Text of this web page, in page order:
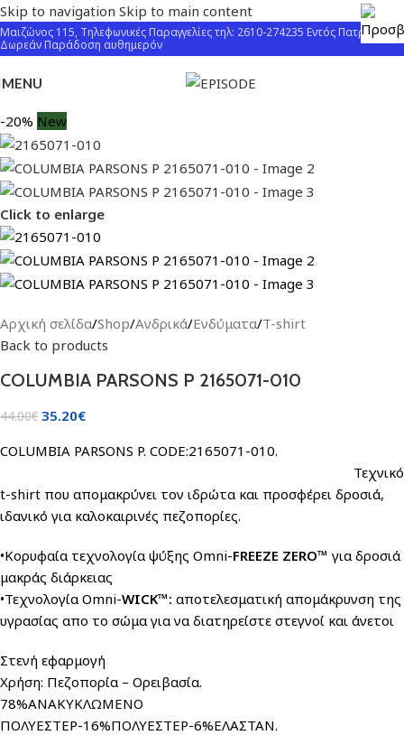
Skip to navigation Skip to main content
Μαιζώνος 115, Τηλεφωνικές Παραγγελίες τηλ: 2610-274235 Εντός Πατρών
Δωρεάν Παράδοση αυθημερόν
MENU
-20% New
Click to enlarge
Αρχική σελίδα/Shop/Ανδρικά/Ενδύματα/T-shirt
Back to products
COLUMBIA PARSONS P 2165071-010
44.00€ 35.20€
COLUMBIA PARSONS P. CODE:2165071-010.
Τεχνικό
t-shirt που απομακρύνει τον ιδρώτα και προσφέρει δροσιά,
ιδανικό για καλοκαιρινές πεζοπορίες.
•Κορυφαία τεχνολογία ψύξης Omni-FREEZE ZERO™ για δροσιά
μακράς διάρκειας
•Τεχνολογία Omni-WICK™: αποτελεσματική απομάκρυνση της
υγρασίας απο το σώμα για να διατηρείστε στεγνοί και άνετοι
Στενή εφαρμογή
Χρήση: Πεζοπορία – Ορειβασία.
78%ΑΝΑΚΥΚΛΩΜΕΝΟ
ΠΟΛΥΕΣΤΕΡ-16%ΠΟΛΥΕΣΤΕΡ-6%ΕΛΑΣΤΑΝ.